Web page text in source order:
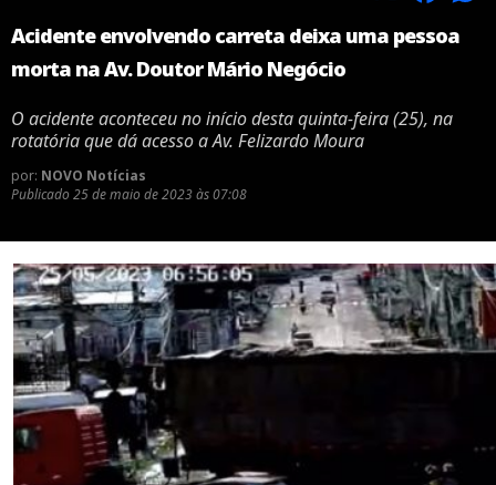
Acidente envolvendo carreta deixa uma pessoa
morta na Av. Doutor Mário Negócio
O acidente aconteceu no início desta quinta-feira (25), na
rotatória que dá acesso a Av. Felizardo Moura
por: NOVO Notícias
Publicado 25 de maio de 2023 às 07:08